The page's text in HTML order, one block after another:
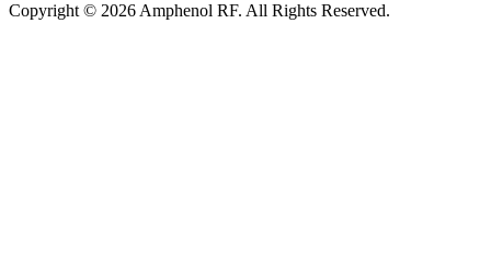
Copyright © 2026 Amphenol RF. All Rights Reserved.